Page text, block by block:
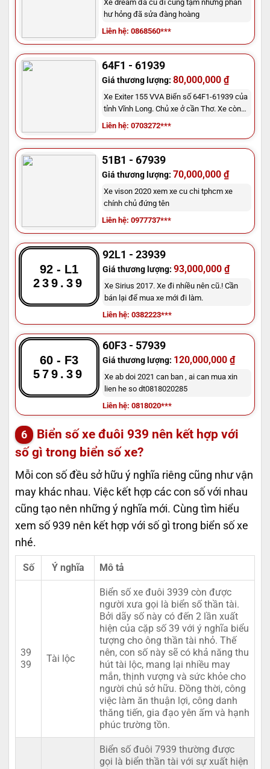
Xe dream đã cũ đi cũng tạm những phần
hư hỏng đã sửa đàng hoàng
Liên hệ: 0868560***
64F1 - 61939
Giá thương lượng:80,000,000 ₫
Xe Exiter 155 VVA Biển số 64F1-61939 của
tỉnh Vĩnh Long. Chủ xe ở cần Thơ. Xe còn
mới chưa thay nhớt lần 2 xe 5k km
Liên hệ: 0703272***
51B1 - 67939
Giá thương lượng:70,000,000 ₫
Xe vison 2020 xem xe cu chi tphcm xe
chính chủ đứng tên
Liên hệ: 0977737***
92 - L1
239.39
92L1 - 23939
Giá thương lượng: 93,000,000 ₫
Xe Sirius 2017. Xe đi nhiều nên cũ.! Cần
bán lại để mua xe mới đi làm.
Liên hệ: 0382223***
60 - F3
579.39
60F3 - 57939
Giá thương lượng: 120,000,000 ₫
Xe ab doi 2021 can ban , ai can mua xin
lien he so dt0818020285
Liên hệ: 0818020***
Biển số xe đuôi 939 nên kết hợp với
số gì trong biển số xe?
Mỗi con số đều sở hữu ý nghĩa riêng cũng như vận
may khác nhau. Việc kết hợp các con số với nhau
cũng tạo nên những ý nghĩa mới. Cùng tìm hiểu
xem số 939 nên kết hợp với số gì trong biển số xe
nhé.
Số Ý nghĩa Mô tả
39
39
Tài lộc
Biển số xe đuôi 3939 còn được
người xưa gọi là biển số thần tài.
Bởi dãy số này có đến 2 lần xuất
hiện của cặp số 39 với ý nghĩa biểu
tượng cho ông thần tài nhỏ. Thế
nên, con số này sẽ có khả năng thu
hút tài lộc, mang lại nhiều may
mắn, thịnh vượng và sức khỏe cho
người chủ sở hữu. Đồng thời, công
việc làm ăn thuận lợi, công danh
thăng tiến, gia đạo yên ấm và hạnh
phúc trường tồn.
Biển số đuôi 7939 thường được
gọi là biển thần tài với sự xuất hiện